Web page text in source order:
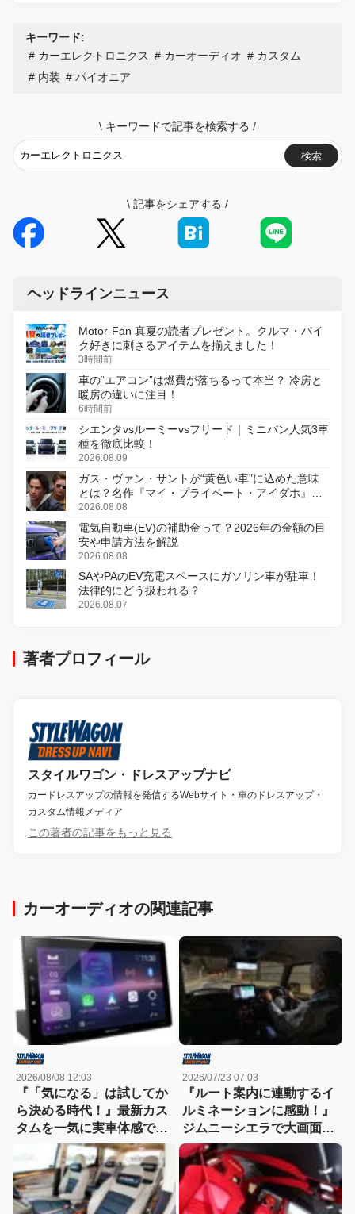
キーワード:
カーエレクトロニクス
カーオーディオ
カスタム
内装
パイオニア
\ キーワードで記事を検索する /
検索
\ 記事をシェアする /
ヘッドラインニュース
Motor-Fan 真夏の読者プレゼント。クルマ・バイ
ク好きに刺さるアイテムを揃えました！
3時間前
車の“エアコン”は燃費が落ちるって本当？ 冷房と
暖房の違いに注目！
6時間前
シエンタvsルーミーvsフリード｜ミニバン人気3車
種を徹底比較！
2026.08.09
ガス・ヴァン・サントが“黄色い車”に込めた意味
とは？名作『マイ・プライベート・アイダホ』が
初のデジタルリマスター版で復活
2026.08.08
電気自動車(EV)の補助金って？2026年の金額の目
安や申請方法を解説
2026.08.08
SAやPAのEV充電スペースにガソリン車が駐車！
法律的にどう扱われる？
2026.08.07
著者プロフィール
スタイルワゴン・ドレスアップナビ
カードレスアップの情報を発信するWebサイト・車のドレスアップ・
カスタム情報メディア
この著者の記事をもっと見る
カーオーディオの関連記事
2026/08/08 12:03
『「気になる」は試してか
ら決める時代！』最新カス
タムを一気に実車体感でき
る【BLITZ×carrozzeria】
9/5（土）・6（日）in A
PIT京都
2026/07/23 07:03
『ルート案内に連動するイ
ルミネーションに感動！』
ジムニーシエラで大画面デ
ィスプレイオーディオの実
力をチェック！